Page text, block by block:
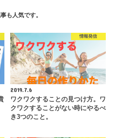
も人気です。
情報発信
2019.7.6
ワクワクすることの見つけ方。ワ
クワクすることがない時にやるべ
き3つのこと。